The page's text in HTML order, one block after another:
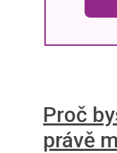
Proč
právě